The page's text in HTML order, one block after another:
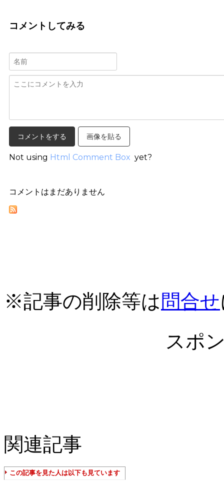
コメントしてみる
画像を貼る
Not using Html Comment Box yet?
コメントはまだありません
※記事の削除等は 問合せ
スポ
関連記事
この記事を見た人は以下も見ています